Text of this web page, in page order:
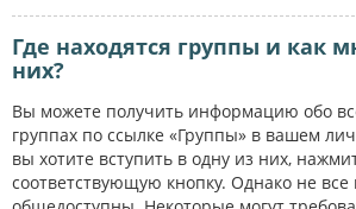
Где находятся группы и как
них?
Вы можете получить информацию обо
группах по ссылке «Группы» в вашем
вы хотите вступить в одну из них,
соответствующую кнопку. Однако не все